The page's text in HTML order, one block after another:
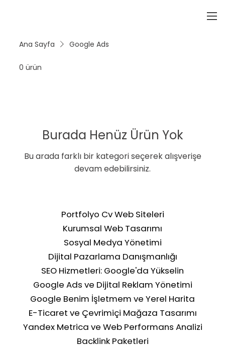
Ana Sayfa Google Ads
0 ürün
Burada Henüz Ürün Yok
Bu arada farklı bir kategori seçerek alışverişe
devam edebilirsiniz.
Portfolyo Cv Web Siteleri
Kurumsal Web Tasarımı
Sosyal Medya Yönetimi
Dijital Pazarlama Danışmanlığı
SEO Hizmetleri: Google'da Yükselin
Google Ads ve Dijital Reklam Yönetimi
Google Benim İşletmem ve Yerel Harita
E-Ticaret ve Çevrimiçi Mağaza Tasarımı
Yandex Metrica ve Web Performans Analizi
Backlink Paketleri